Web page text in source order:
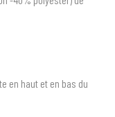
arrow_drop_down
en haut et en bas du